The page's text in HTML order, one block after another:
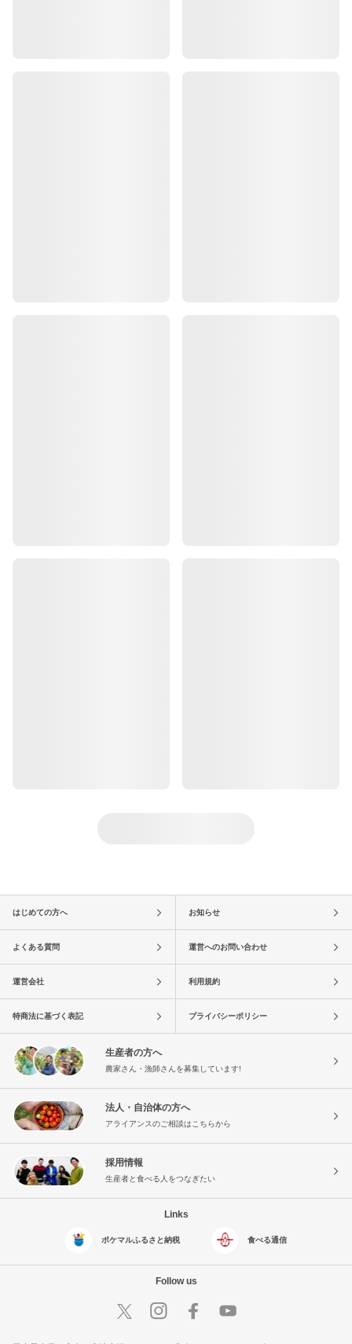
はじめての方へ お知らせ
よくある質問 運営へのお問い合わせ
運営会社 利用規約
特商法に基づく表記 プライバシーポリシー
生産者の方へ
農家さん・漁師さんを募集しています!
法人・自治体の方へ
アライアンスのご相談はこちらから
採用情報
生産者と食べる人をつなぎたい
Links
ポケマルふるさと納税 食べる通信
Follow us